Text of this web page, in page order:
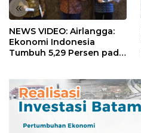
«
NEWS VIDEO: Airlangga:
Ekonomi Indonesia
Tumbuh 5,29 Persen pada